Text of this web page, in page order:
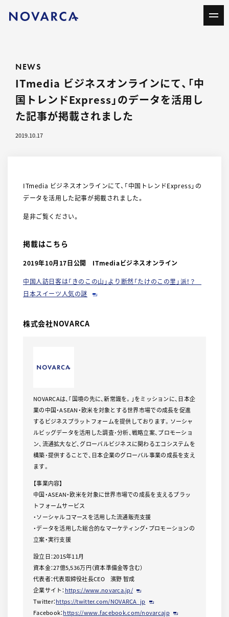
NEWS
ITmedia ビジネスオンラインにて、「中
国トレンドExpress」のデータを活用し
た記事が掲載されました
2019.10.17
ITmedia ビジネスオンラインにて、「中国トレンドExpress」の
データを活用した記事が掲載されました。
是非ご覧ください。
掲載はこちら
2019年10月17日公開 ITmediaビジネスオンライン
中国人訪日客は「きのこの山」より断然「たけのこの里」派！？
日本スイーツ人気の謎
株式会社NOVARCA
NOVARCAは、｢国境の先に、新常識を。｣をミッションに、日本企
業の中国・ASEAN・欧米を対象とする世界市場での成長を促進
するビジネスプラットフォームを提供しております。ソーシャ
ルビッグデータを活用した調査･分析、戦略立案、プロモーショ
ン、流通拡大など、グローバルビジネスに関わるエコシステムを
構築･提供することで、日本企業のグローバル事業の成長を支え
ます。
【事業内容】
中国・ASEAN・欧米を対象に世界市場での成長を支えるプラッ
トフォームサービス
・ソーシャルコマースを活用した流通販売支援
・データを活用した総合的なマーケティング・プロモーションの
立案・実行支援
設立日：2015年11月
資本金：27億5,536万円（資本準備金等含む）
代表者：代表取締役社長CEO 濱野 智成
企業サイト：https://www.novarca.jp/
Twitter：https://twitter.com/NOVARCA_jp
Facebook：https://www.facebook.com/novarcajp